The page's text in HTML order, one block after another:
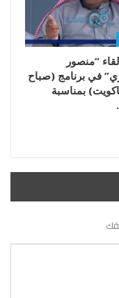
“منصور
في برنامج (صباح
بمناسبة